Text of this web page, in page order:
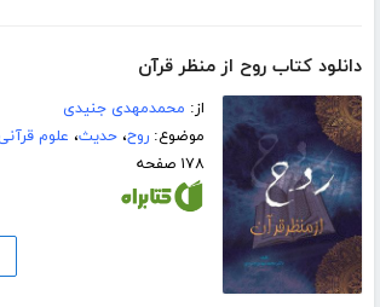
دانلود کتاب روح از منظر قرآن
از: محمدمهدی جنیدی
موضوع:روح،حدیث، علوم
۱۷۸ صفحه